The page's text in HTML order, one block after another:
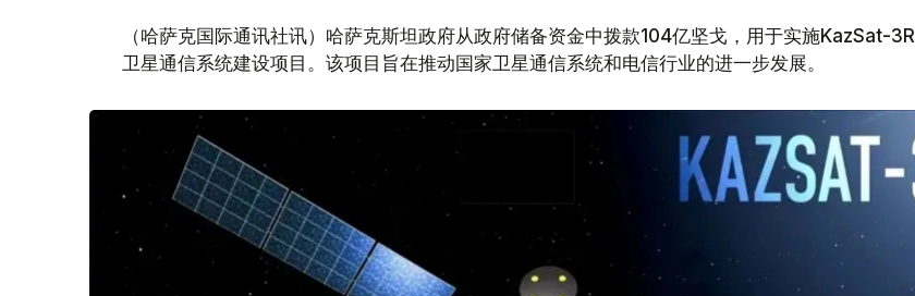
（哈萨克国际通讯社讯）哈萨克斯坦政府从政府储备资金中拨款104亿坚戈，用于实施KazSat-3R
卫星通信系统建设项目。该项目旨在推动国家卫星通信系统和电信行业的进一步发展。